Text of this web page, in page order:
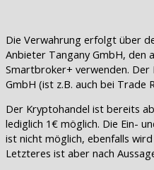
Die Verwahrung erfolgt über
Anbieter Tangany GmbH, den
Smartbroker+ verwenden.
GmbH (ist z.B. auch bei Trade
Der Kryptohandel ist bereits
lediglich 1€ möglich. Die Ein-
ist nicht möglich, ebenfalls
Letzteres ist aber nach